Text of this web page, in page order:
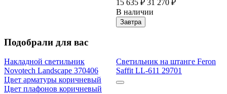
15 635 ₽ 31 270 ₽
В наличии
Завтра
Подобрали для вас
Накладной светильник
Novotech Landscape 370406
Цвет арматуры коричневый
Цвет плафонов коричневый
Светильник на штанге Feron
Saffit LL-611 29701